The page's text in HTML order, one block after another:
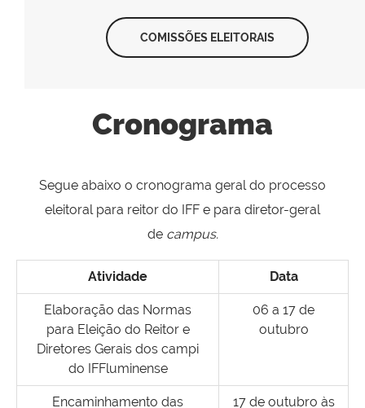
COMISSÕES ELEITORAIS
Cronograma
Segue abaixo o cronograma geral do processo
eleitoral para reitor do IFF e para diretor-geral
de campus.
Atividade Data
Elaboração das Normas
para Eleição do Reitor e
Diretores Gerais dos campi
do IFFluminense
06 a 17 de
outubro
Encaminhamento das
17 de outubro às